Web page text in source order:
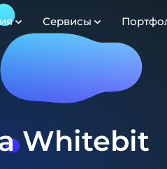
Сервисы
Whitebit